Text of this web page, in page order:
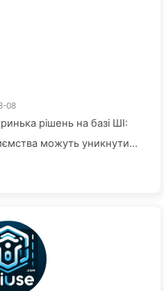
08
рішень на базі ШІ:
можуть уникнути